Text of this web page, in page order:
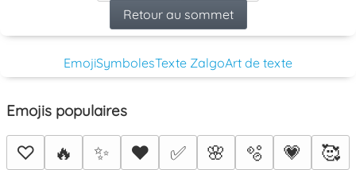
Retour au sommet
EmojiSymbolesTexte ZalgoArt de texte
Emojis populaires
♡ 🔥 ✨ ❤️ ✅ 🌸 🫧 💗
🥰